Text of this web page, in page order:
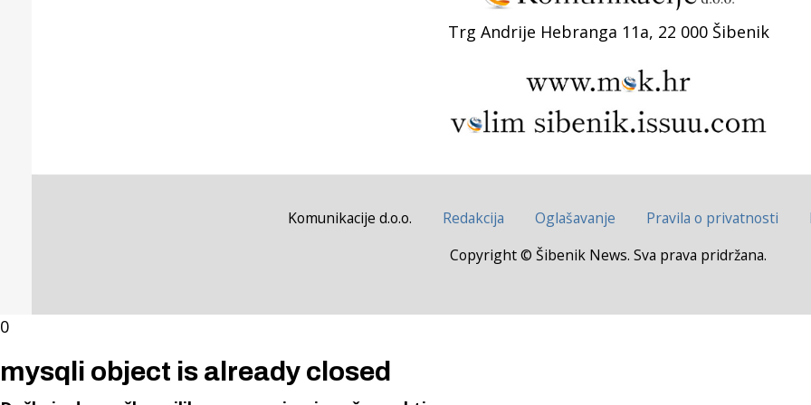
Trg Andrije Hebranga 11a, 22 000 Šibenik
Komunikacije d.o.o. Redakcija Oglašavanje Pravila o privatnosti
Copyright © Šibenik News. Sva prava pridržana.
0
mysqli object is already closed